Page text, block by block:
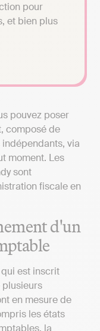
pour
et bien plus
pouvez poser
composé de
via
moment. Les
sont
fiscale en
d'un
est inscrit
en mesure de
les états
la